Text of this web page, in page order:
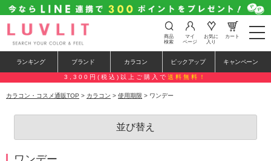
t
o
e
n
t
商品
検索
マイ
ページ
お気に
入り
カート
ランキング ブランド カラコン ピックアップ キャンペーン
3,300円(税込)以上ご購入で 送料無料！
カラコン・コスメ通販TOP > カラコン > 使用期限 > ワンデー
並び替え